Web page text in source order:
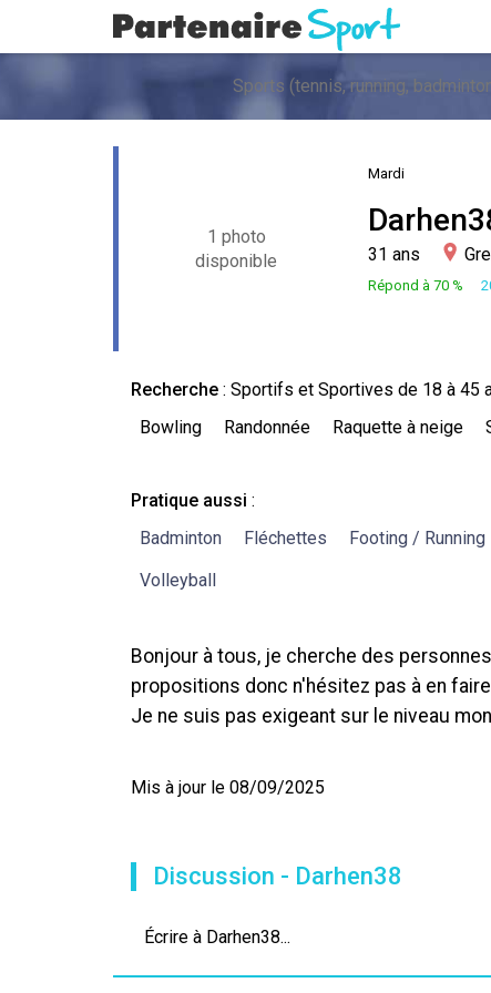
1 photo
disponible
Mardi
31 ans
Répond à 70 %
Recherche : Sportifs et Sportives de 18 à 45
Bowling
Randonnée Raquette à neige
Pratique aussi :
Badminton
Fléchettes Footing / Running
Volleyball
Bonjour à tous, je cherche des
propositions donc n'hésitez pas à en
Je ne suis pas exigeant sur le niveau
Mis à jour le 08/09/2025
Discussion - Darhen38
Écrire à Darhen38...